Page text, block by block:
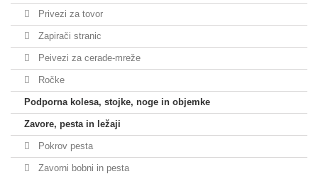
Privezi za tovor
Zapirači stranic
Peivezi za cerade-mreže
Ročke
Podporna kolesa, stojke, noge in objemke
Zavore, pesta in ležaji
Pokrov pesta
Zavorni bobni in pesta